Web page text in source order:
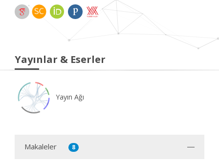
Yayınlar & Eserler
Yayın Ağı
Makaleler 8